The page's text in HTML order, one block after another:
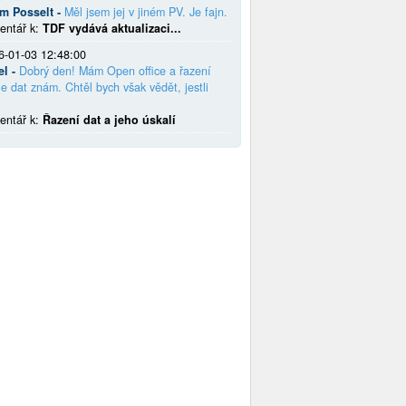
Posselt - Měl jsem jej v jiném PV. Je fajn.
k: TDF vydává aktualizaci...
01-03 12:48:00
- Dobrý den! Mám Open office a řazení
dat znám. Chtěl bych však vědět, jestli
k: Řazení dat a jeho úskalí